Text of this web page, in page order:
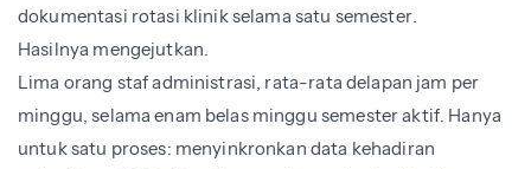
dokumentasi rotasi klinik selama satu semester.
Hasilnya mengejutkan.
Lima orang staf administrasi, rata-rata delapan jam per
minggu, selama enam belas minggu semester aktif. Hanya
untuk satu proses: menyinkronkan data kehadiran